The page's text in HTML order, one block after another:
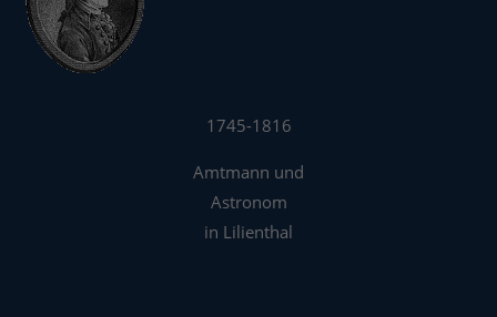
1745-1816
Amtmann und
Astronom
in Lilienthal